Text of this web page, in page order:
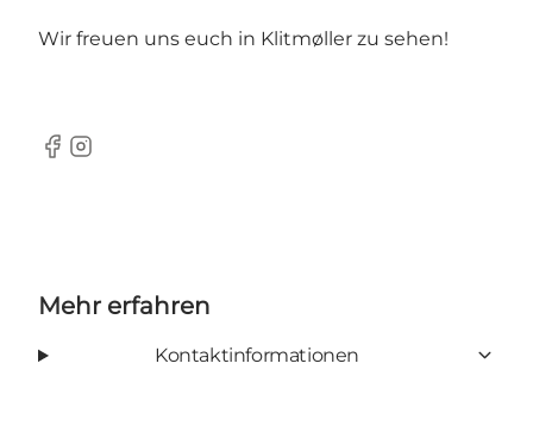
Wir freuen uns euch in Klitmøller zu sehen!
Facebook
Instagram
Mehr erfahren
Kontaktinformationen